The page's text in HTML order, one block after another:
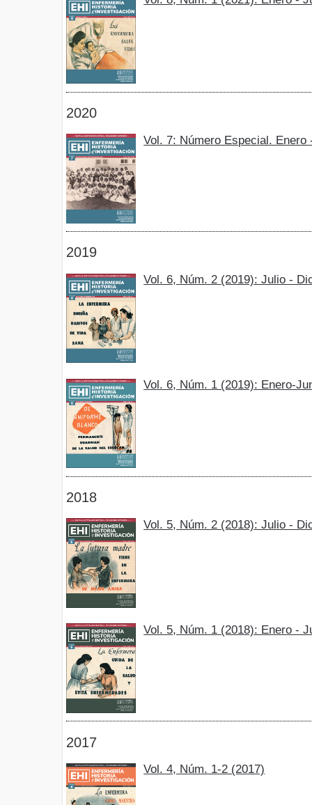
2020
Vol. 7: Número Especial. Enero
2019
Vol. 6, Núm. 2 (2019): Julio -
Vol. 6, Núm. 1 (2019): Enero-
2018
Vol. 5, Núm. 2 (2018): Julio -
Vol. 5, Núm. 1 (2018): Enero -
2017
Vol. 4, Núm. 1-2 (2017)